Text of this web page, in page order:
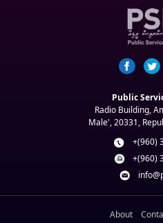
Public
Radio Building,
Male', 20331,
+(960)
+(960)
About